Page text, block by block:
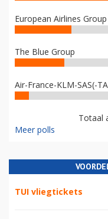
European Airlines Group
The Blue Group
Air-France-KLM-SAS(-
Totaal
Meer polls
TUI vliegtickets